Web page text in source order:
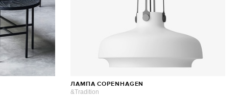
ЛАМПА COPENHAGEN
&Tradition